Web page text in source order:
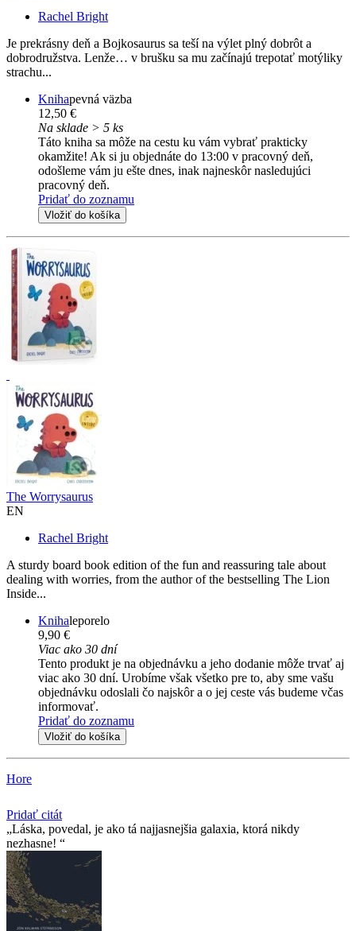
Rachel Bright
Je prekrásny deň a Bojkosaurus sa teší na výlet plný dobrôt a
dobrodružstva. Lenže… v brušku sa mu začínajú trepotať motýliky
strachu...
Knihapevná väzba
12,50 €
Na sklade > 5 ks
Táto kniha sa môže na cestu ku vám vybrať prakticky
okamžite! Ak si ju objednáte do 13:00 v pracovný deň,
odošleme vám ju ešte dnes, inak najneskôr nasledujúci
pracovný deň.
Pridať do zoznamu
Vložiť do košíka
The Worrysaurus
EN
Rachel Bright
A sturdy board book edition of the fun and reassuring tale about
dealing with worries, from the author of the bestselling The Lion
Inside...
Knihaleporelo
9,90 €
Viac ako 30 dní
Tento produkt je na objednávku a jeho dodanie môže trvať aj
viac ako 30 dní. Urobíme však všetko pre to, aby sme vašu
objednávku odoslali čo najskôr a o jej ceste vás budeme včas
informovať.
Pridať do zoznamu
Vložiť do košíka
Hore
Pridať citát
Láska, povedal, je ako tá najjasnejšia galaxia, ktorá nikdy
nezhasne!